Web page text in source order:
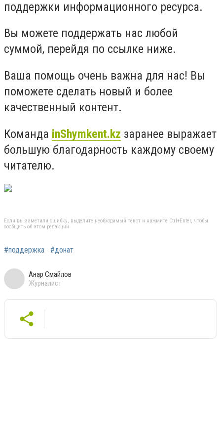
поддержки информационного ресурса.
Вы можете поддержать нас любой
суммой, перейдя по ссылке ниже.
Ваша помощь очень важна для нас! Вы
поможете сделать новый и более
качественный контент.
Команда inShymkent.kz заранее выражает
большую благодарность каждому своему
читателю.
Если вы заметили ошибку, выделите необходимый текст и нажмите Ctrl+Enter, чтобы
сообщить об этом редакции
#поддержка #донат
Анар Смайлов
Журналист